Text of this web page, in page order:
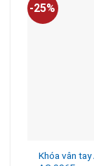
-25%
Khóa vân